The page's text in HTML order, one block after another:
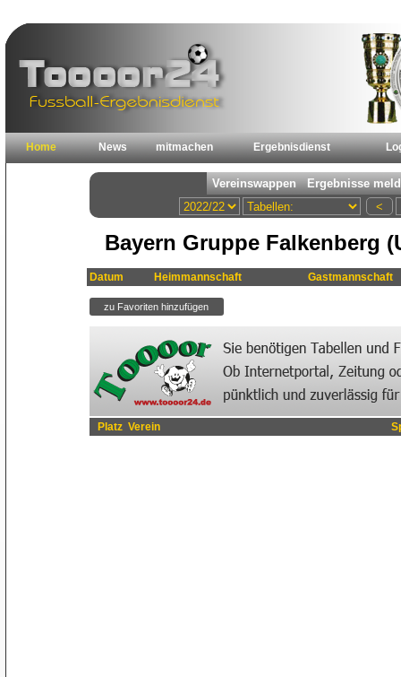
Home News mitmachen Ergebnisdienst
Bayern Gruppe Falkenberg
Datum Heimmannschaft Gastmannschaft
Platz Verein